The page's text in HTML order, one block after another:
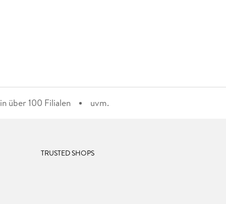
über 100 Filialen uvm.
TRUSTED SHOPS